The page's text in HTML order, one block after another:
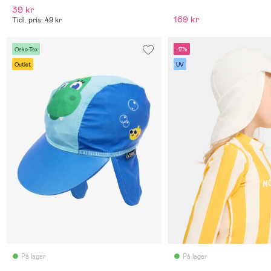
39 kr
Tidl. pris: 49 kr 169 kr
Oeko-Tex
Outlet
På lager
-17%
UV
På lager